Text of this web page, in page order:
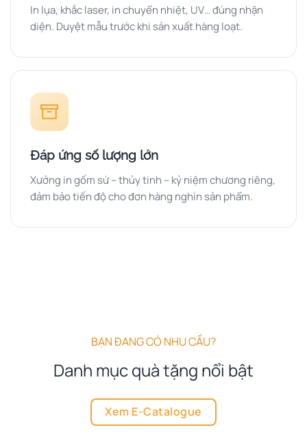
In lụa, khắc laser, in chuyển nhiệt, UV… đúng nhận
diện. Duyệt mẫu trước khi sản xuất hàng loạt.
Đáp ứng số lượng lớn
Xưởng in gốm sứ – thủy tinh – kỷ niệm chương riêng,
đảm bảo tiến độ cho đơn hàng nghìn sản phẩm.
BẠN ĐANG CÓ NHU CẦU?
Danh mục quà tặng nổi bật
Xem E-Catalogue